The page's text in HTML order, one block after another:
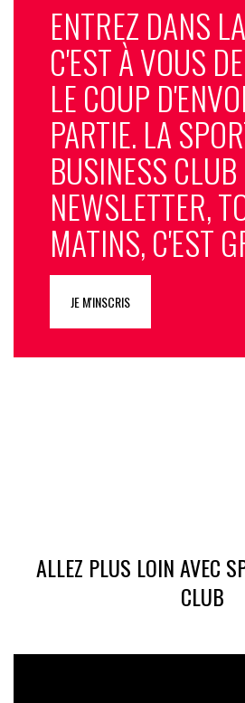
ENTREZ DANS
C'EST À VOUS
LE COUP
PARTIE. LA
BUSINESS CLUB
NEWSLETTER,
MATINS, C'EST
JE M'INSCRIS
ALLEZ PLUS LOIN AVEC
CLUB